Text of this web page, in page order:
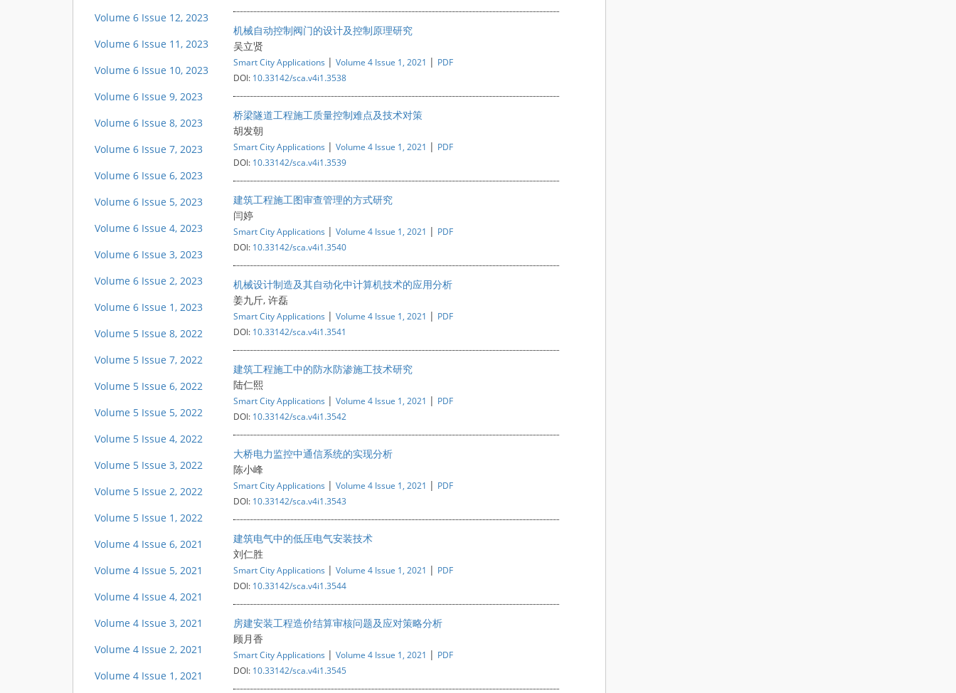
Volume 6 Issue 12, 2023
Volume 6 Issue 11, 2023
Volume 6 Issue 10, 2023
Volume 6 Issue 9, 2023
Volume 6 Issue 8, 2023
Volume 6 Issue 7, 2023
Volume 6 Issue 6, 2023
Volume 6 Issue 5, 2023
Volume 6 Issue 4, 2023
Volume 6 Issue 3, 2023
Volume 6 Issue 2, 2023
Volume 6 Issue 1, 2023
Volume 5 Issue 8, 2022
Volume 5 Issue 7, 2022
Volume 5 Issue 6, 2022
Volume 5 Issue 5, 2022
Volume 5 Issue 4, 2022
Volume 5 Issue 3, 2022
Volume 5 Issue 2, 2022
Volume 5 Issue 1, 2022
Volume 4 Issue 6, 2021
Volume 4 Issue 5, 2021
Volume 4 Issue 4, 2021
Volume 4 Issue 3, 2021
Volume 4 Issue 2, 2021
Volume 4 Issue 1, 2021
机械自动控制阀门的设计及控制原理研究
吴立贤
Smart City Applications | Volume 4 Issue 1, 2021 | PDF
DOI: 10.33142/sca.v4i1.3538
桥梁隧道工程施工质量控制难点及技术对策
胡发朝
Smart City Applications | Volume 4 Issue 1, 2021 | PDF
DOI: 10.33142/sca.v4i1.3539
建筑工程施工图审查管理的方式研究
闫婷
Smart City Applications | Volume 4 Issue 1, 2021 | PDF
DOI: 10.33142/sca.v4i1.3540
机械设计制造及其自动化中计算机技术的应用分析
姜九斤, 许磊
Smart City Applications | Volume 4 Issue 1, 2021 | PDF
DOI: 10.33142/sca.v4i1.3541
建筑工程施工中的防水防渗施工技术研究
陆仁熙
Smart City Applications | Volume 4 Issue 1, 2021 | PDF
DOI: 10.33142/sca.v4i1.3542
大桥电力监控中通信系统的实现分析
陈小峰
Smart City Applications | Volume 4 Issue 1, 2021 | PDF
DOI: 10.33142/sca.v4i1.3543
建筑电气中的低压电气安装技术
刘仁胜
Smart City Applications | Volume 4 Issue 1, 2021 | PDF
DOI: 10.33142/sca.v4i1.3544
房建安装工程造价结算审核问题及应对策略分析
顾月香
Smart City Applications | Volume 4 Issue 1, 2021 | PDF
DOI: 10.33142/sca.v4i1.3545